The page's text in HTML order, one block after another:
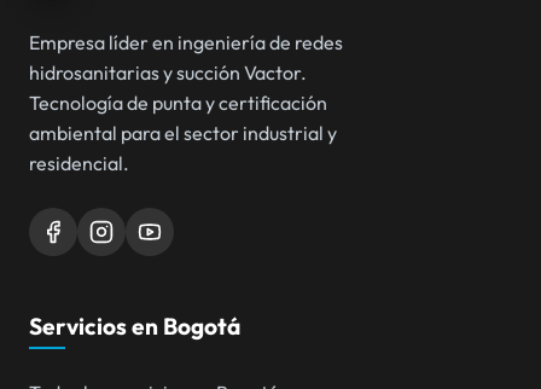
Empresa líder en ingeniería de redes
hidrosanitarias y succión Vactor.
Tecnología de punta y certificación
ambiental para el sector industrial y
residencial.
Servicios en Bogotá